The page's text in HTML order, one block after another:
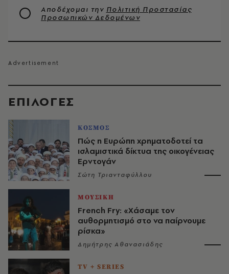
EΠΙΛΟΓΈΣ
ΚΟΣΜΟΣ
Πώς η Ευρώπη χρηματοδοτεί τα
ισλαμιστικά δίκτυα της οικογένειας
Ερντογάν
Σώτη Τριανταφύλλου
ΜΟΥΣΙΚΗ
French Fry: «Χάσαμε τον
αυθορμητισμό στο να παίρνουμε
ρίσκα»
Δημήτρης Αθανασιάδης
TV + SERIES
Αποδέχομαι την Πολιτική Προστασίας
Προσωπικών Δεδομένων